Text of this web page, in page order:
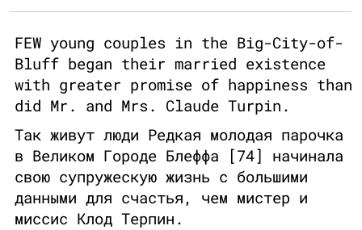
FEW young couples in the Big-City-of-
Bluff began their married existence
with greater promise of happiness than
did Mr. and Mrs. Claude Turpin.
Так живут люди Редкая молодая парочка
в Великом Городе Блеффа [74] начинала
свою супружескую жизнь с большими
данными для счастья, чем мистер и
миссис Клод Терпин.